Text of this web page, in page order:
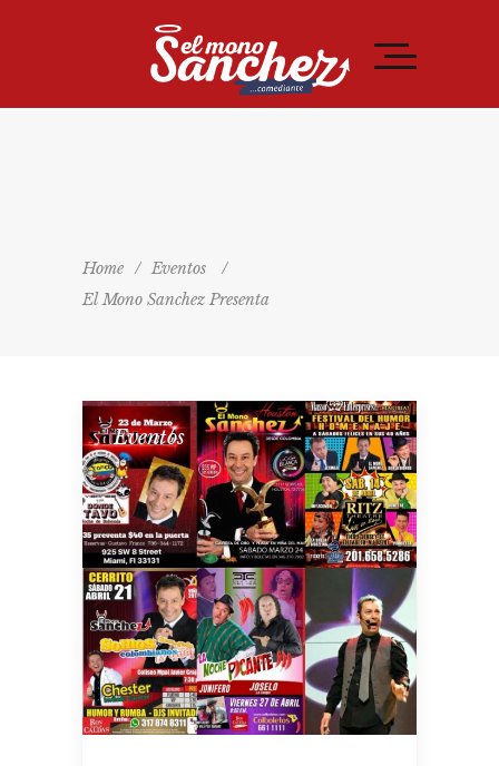
Home / Eventos
/
El Mono Sanchez Presenta
Eventos